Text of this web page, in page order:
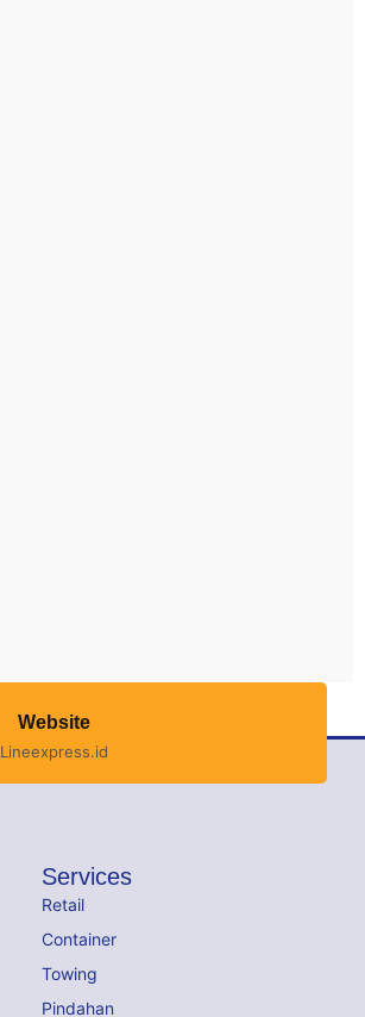
Website
Lineexpress.id
Services
Retail
Container
Towing
Pindahan